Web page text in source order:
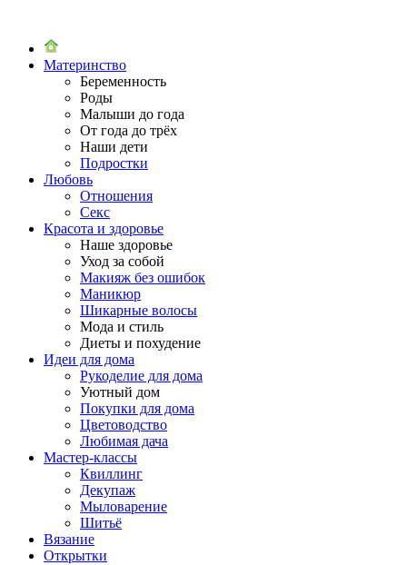
Материнство
Беременность
Роды
Малыши до года
От года до трёх
Наши дети
Подростки
Любовь
Отношения
Секс
Красота и здоровье
Наше здоровье
Уход за собой
Макияж без ошибок
Маникюр
Шикарные волосы
Мода и стиль
Диеты и похудение
Идеи для дома
Рукоделие для дома
Уютный дом
Покупки для дома
Цветоводство
Любимая дача
Мастер-классы
Квиллинг
Декупаж
Мыловарение
Шитьё
Вязание
Открытки